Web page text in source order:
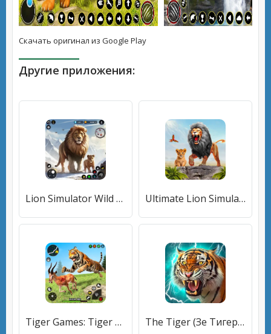
Скачать оригинал из Google Play
Другие приложения:
Lion Simulator Wild Lion Games [МОД Много денег] APK Android Ultimate Lion Simulator Game (Лайон Симулятор) [МОД Бесконечные монеты] APK Android
Tiger Games: Tiger Sim Offline [МОД Premium] APK Android The Tiger (Зе Тигер) [МОД Все открыто] APK Android